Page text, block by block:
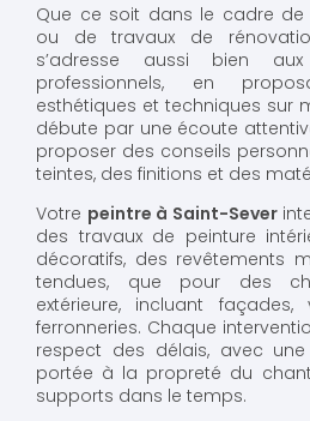
Que ce soit dans le cadre de
ou de travaux de
s’adresse aussi bien aux
professionnels, en
esthétiques et techniques sur
débute par une écoute
proposer des conseils
teintes, des finitions et des
Votre peintre à Saint-Sever
des travaux de peinture
décoratifs, des revêtements
tendues, que pour des
extérieure, incluant
ferronneries. Chaque
respect des délais, avec
portée à la propreté du
supports dans le temps.